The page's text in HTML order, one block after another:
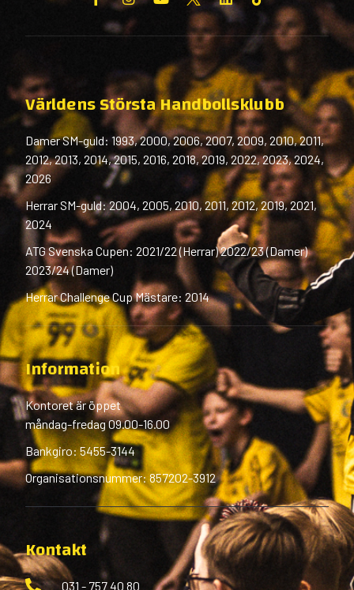
Världens Största Handbollsklubb
Damer SM-guld: 1993, 2000, 2006, 2007, 2009, 2010, 2011,
2012, 2013, 2014, 2015, 2016, 2018, 2019, 2022, 2023, 2024,
2026
Herrar SM-guld: 2004, 2005, 2010, 2011, 2012, 2019, 2021,
2024
ATG Svenska Cupen: 2021/22 (Herrar) 2022/23 (Damer)
2023/24 (Damer)
Herrar Challenge Cup Mästare: 2014
Information
Kontoret är öppet
måndag-fredag 09.00-16.00
Bankgiro: 5455-3144
Organisationsnummer: 857202-3912
Kontakt
031 - 757 40 80